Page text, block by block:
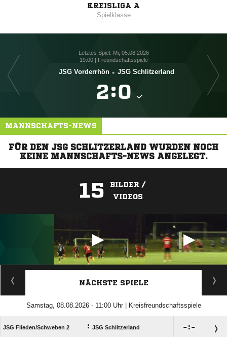
KREISLIGA A
Spielklasse
Letztes Spiel: Mi, 05.08.2026
19:00 | Freundschaftsspiele
JSG Vorderrhön - JSG Schlitzerland
:
MANNSCHAFTS-NEWS
FÜR DEN JSG SCHLITZERLAND WURDEN NOCH
KEINE MANNSCHAFTS-NEWS ANGELEGT.
15
BILDER /
VIDEOS
ANZEIGE
NÄCHSTE SPIELE
Samstag, 08.08.2026 - 11:00 Uhr | Kreisfreundschaftsspiele
JSG Flieden/​Schweben 2 : JSG Schlitzerland :